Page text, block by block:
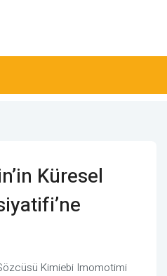
Küresel
Kimiebi Imomotimi